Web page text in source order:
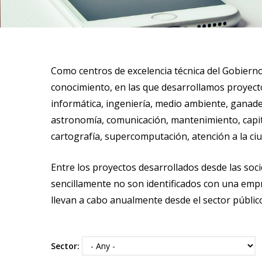
Como centros de excelencia técnica del
conocimiento, en las que desarrollamos
informática, ingeniería, medio ambiente,
astronomía, comunicación, mantenimiento,
cartografía, supercomputación, atención a la
Entre los proyectos desarrollados desde las
sencillamente no son identificados con una
llevan a cabo anualmente desde el sector
Sector: